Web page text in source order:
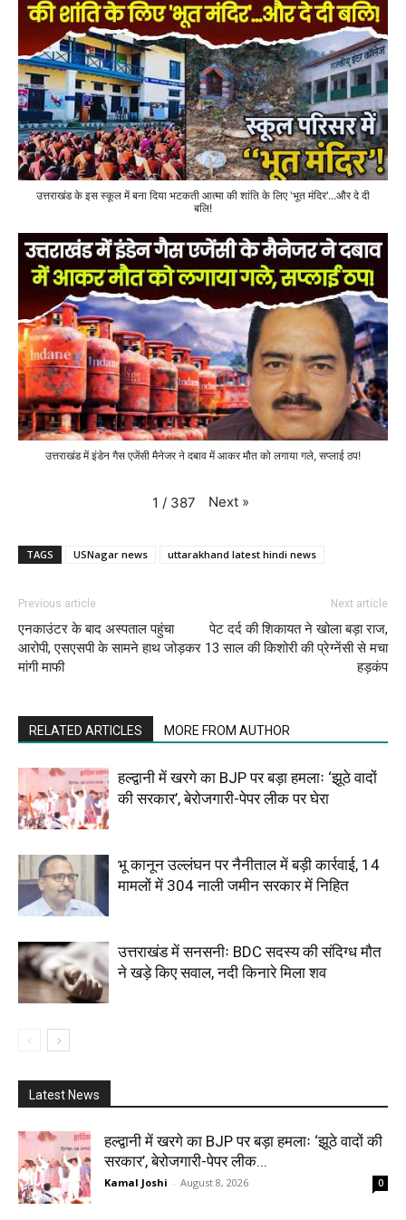
उत्तराखंड के इस स्कूल में बना दिया भटकती आत्मा की शांति के लिए 'भूत मंदिर'...और दे दी
बलि!
उत्तराखंड में इंडेन गैस एजेंसी मैनेजर ने दबाव में आकर मौत को लगाया गले, सप्लाई ठप!
1 / 387 Next »
TAGS USNagar news uttarakhand latest hindi news
Previous article
एनकाउंटर के बाद अस्पताल पहुंचा
आरोपी, एसएसपी के सामने हाथ जोड़कर
मांगी माफी
Next article
पेट दर्द की शिकायत ने खोला बड़ा राज,
13 साल की किशोरी की प्रेग्नेंसी से मचा
हड़कंप
RELATED ARTICLES MORE FROM AUTHOR
हल्द्वानी में खरगे का BJP पर बड़ा हमलाः ‘झूठे वादों
की सरकार’, बेरोजगारी-पेपर लीक पर घेरा
भू कानून उल्लंघन पर नैनीताल में बड़ी कार्रवाई, 14
मामलों में 304 नाली जमीन सरकार में निहित
उत्तराखंड में सनसनीः BDC सदस्य की संदिग्ध मौत
ने खड़े किए सवाल, नदी किनारे मिला शव
Latest News
हल्द्वानी में खरगे का BJP पर बड़ा हमलाः ‘झूठे वादों की
सरकार’, बेरोजगारी-पेपर लीक...
Kamal Joshi - August 8, 2026 0